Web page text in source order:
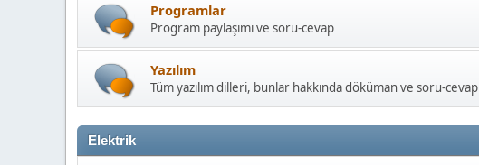
Programlar
Program paylaşımı ve soru-cevap
Yazılım
Tüm yazılım dilleri, bunlar hakkında döküman ve soru-cevap
Elektrik